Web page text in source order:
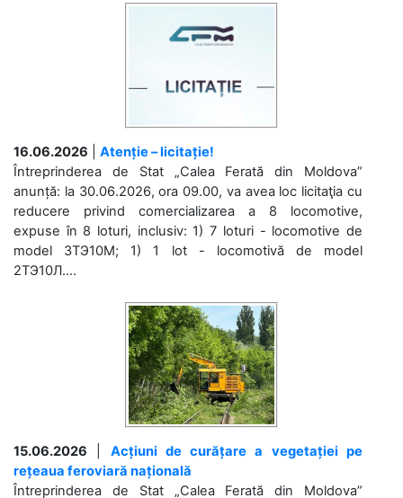
16.06.2026
Atenție – licitație!
Întreprinderea de Stat „Calea Ferată din Moldova”
anunță: la 30.06.2026, ora 09.00, va avea loc licitaţia cu
reducere privind comercializarea a 8 locomotive,
expuse în 8 loturi, inclusiv: 1) 7 loturi - locomotive de
model 3ТЭ10М; 1) 1 lot - locomotivă de model
2ТЭ10Л....
15.06.2026
Acțiuni de curățare a vegetației pe
rețeaua feroviară națională
Întreprinderea de Stat „Calea Ferată din Moldova”